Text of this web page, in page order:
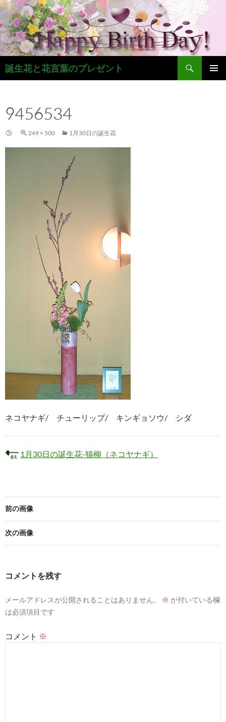
コ
ン
テ
ン
ツ
へ
ス
プ
誕生花と花言葉のプレゼント
検
索
9456534
249 × 500 1月30日の誕生花
ネコヤナギ/ チューリップ/ キンギョソウ/ シダ
1月30日の誕生花-猫柳（ネコヤナギ）
前の画像
次の画像
コメントを残す
メールアドレスが公開されることはありません。 ※ が付いている欄
は必須項目です
コメント ※